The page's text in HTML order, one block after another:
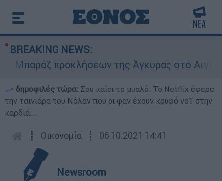
BREAKING NEWS:
προκλήσεων της Άγκυρας στο Αιγαίο:
δημοφιλές τώρα: Σου καίει το μυαλό: Το Netflix έφερε
την ταινιάρα του Νόλαν που οι φαν έχουν κρυφό νο1 στην
καρδιά...
┋ Οικονομία ┋ 06.10.2021 14:41
Newsroom